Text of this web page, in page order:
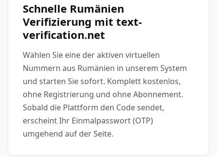
Schnelle Rumänien
Verifizierung mit text-
verification.net
Wählen Sie eine der aktiven virtuellen
Nummern aus Rumänien in unserem System
und starten Sie sofort. Komplett kostenlos,
ohne Registrierung und ohne Abonnement.
Sobald die Plattform den Code sendet,
erscheint Ihr Einmalpasswort (OTP)
umgehend auf der Seite.